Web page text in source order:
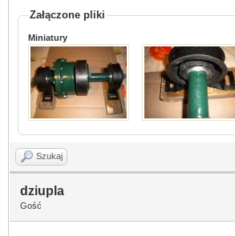
Załączone pliki
Miniatury
Szukaj
dziupla
Gość